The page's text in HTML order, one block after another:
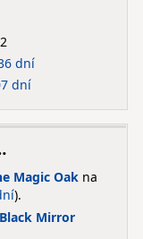
dní
dní
Magic Oakna
).
Black Mirror